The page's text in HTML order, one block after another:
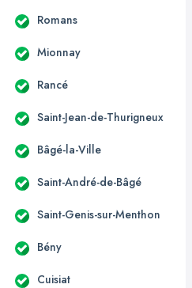
Romans
Mionnay
Rancé
Saint-Jean-de-Thurigneux
Bâgé-la-Ville
Saint-André-de-Bâgé
Saint-Genis-sur-Menthon
Bény
Cuisiat